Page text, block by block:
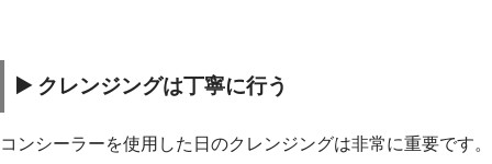
▶️ クレンジングは丁寧に行う
コンシーラーを使用した日のクレンジングは非常に重要です。